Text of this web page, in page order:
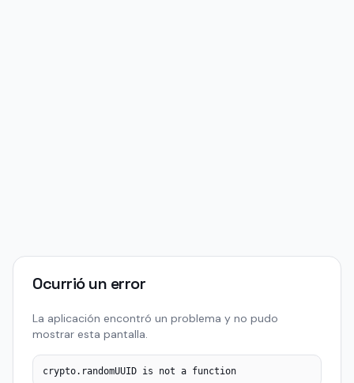
Ocurrió un error
La aplicación encontró un problema y no pudo
mostrar esta pantalla.
crypto.randomUUID is not a function